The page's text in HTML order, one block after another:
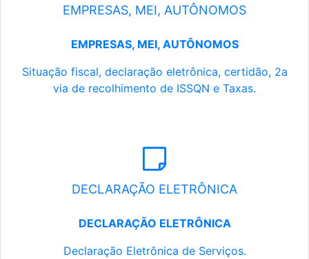
EMPRESAS, MEI, AUTÔNOMOS
EMPRESAS, MEI, AUTÔNOMOS
Situação fiscal, declaração eletrônica, certidão, 2a
via de recolhimento de ISSQN e Taxas.
DECLARAÇÃO ELETRÔNICA
DECLARAÇÃO ELETRÔNICA
Declaração Eletrônica de Serviços.